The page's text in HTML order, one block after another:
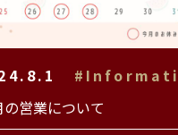
の営業について